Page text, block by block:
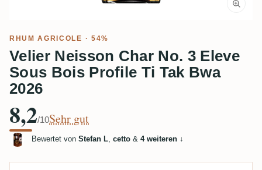
RHUM AGRICOLE · 54%
Velier Neisson Char No. 3 Eleve
Sous Bois Profile Ti Tak Bwa
2026
8,2/10Sehr gut
Bewertet von Stefan L, cetto & 4 weiteren ↓